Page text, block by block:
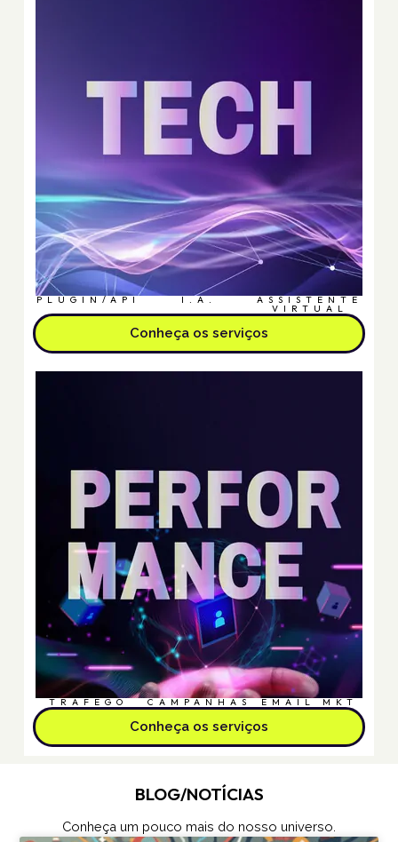
PLUGIN/API I.A. ASSISTENTE
VIRTUAL
Conheça os serviços
TRÁFEGO CAMPANHAS EMAIL MKT
Conheça os serviços
BLOG/NOTÍCIAS
Conheça um pouco mais do nosso universo.